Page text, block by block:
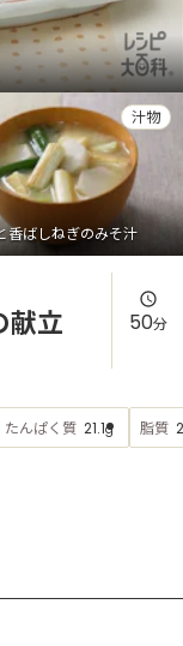
香ばしねぎのみそ汁
汁物
献立 50分
たんぱく質 21.1g 脂質